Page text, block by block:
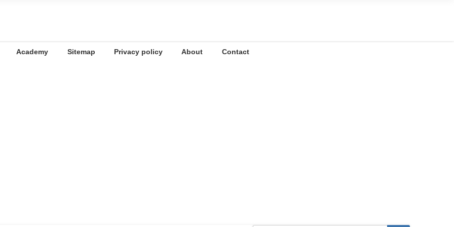
Academy Sitemap Privacy policy About Contact